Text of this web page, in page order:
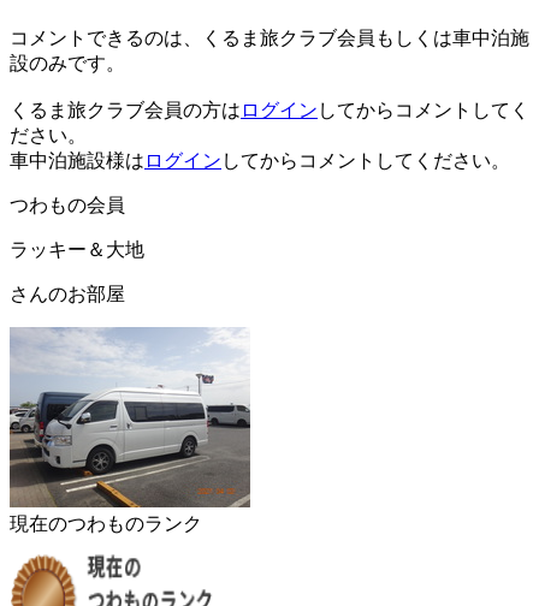
コメントできるのは、くるま旅クラブ会員もしくは車中泊施
設のみです。
くるま旅クラブ会員の方は ログイン してからコメントしてく
ださい。
車中泊施設様は ログイン してからコメントしてください。
つわもの会員
ラッキー＆大地
さんのお部屋
現在のつわものランク